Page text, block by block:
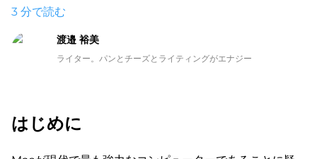
3 分で読む
渡邉 裕美
ライター。パンとチーズとライティングがエナジー
はじめに